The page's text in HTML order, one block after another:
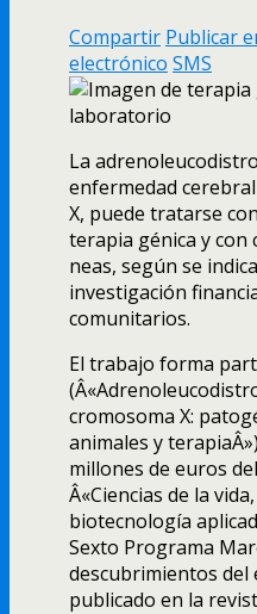
Compartir Publicar
electrónico SMS
La
enfermedad
X, puede tratarse
terapia génica y
neas, según se
investigación
comunitarios.
El trabajo forma
cromosoma X:
animales y
millones de euros
Â«Ciencias de la
biotecnologí­a
Sexto Programa
descubrimientos del
publicado en la